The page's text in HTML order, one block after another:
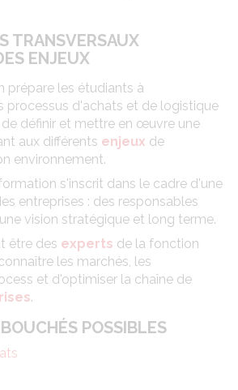
TRANSVERSAUX
ENJEUX
prépare les étudiants à
processus d'achats et de logistique
définir et mettre en œuvre une
aux différents enjeux de
environnement.
s'inscrit dans le cadre d'une
entreprises : des responsables
vision stratégique et long terme.
être des experts de la fonction
les marchés, les
et d'optimiser la chaîne de
.
POSSIBLES